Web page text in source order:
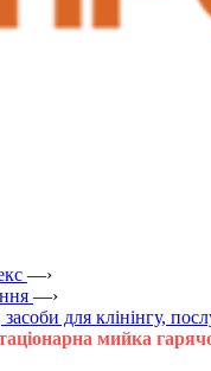
—›
—›
для клінінгу,
мийка